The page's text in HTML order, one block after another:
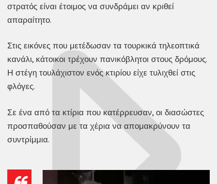
στρατός είναι έτοιμος να συνδράμει αν κριθεί
απαραίτητο.
Στις εικόνες που μετέδωσαν τα τουρκικά τηλεοπτικά
κανάλι, κάτοικοι τρέχουν πανικόβλητοι στους δρόμους.
Η στέγη τουλάχιστον ενός κτιρίου είχε τυλιχθεί στις
φλόγες.
Σε ένα από τα κτίρια που κατέρρευσαν, οι διασώστες
προσπαθούσαν με τα χέρια να απομακρύνουν τα
συντρίμμια.